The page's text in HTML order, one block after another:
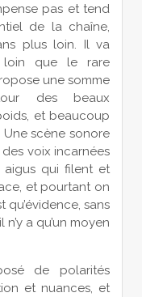
pas et tend
de la chaîne,
plus loin. Il va
loin que le rare
une somme
des beaux
et beaucoup
Une scène sonore
voix incarnées
aigus qui filent et
et pourtant on
qu’évidence, sans
a qu’un moyen
de polarités
et nuances, et